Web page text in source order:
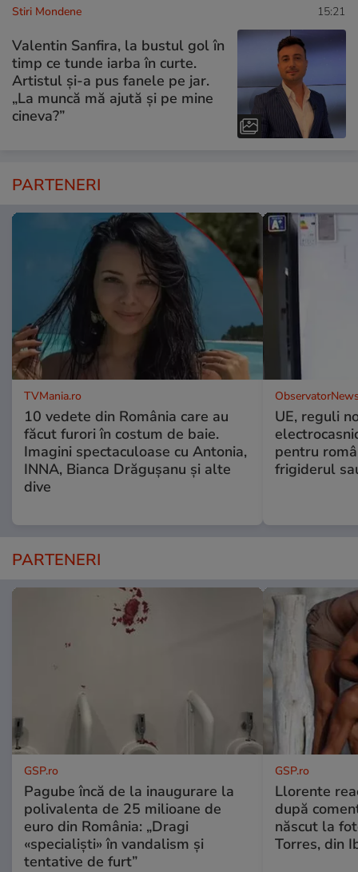
Stiri Mondene 15:21
Valentin Sanfira, la bustul gol în
timp ce tunde iarba în curte.
Artistul și-a pus fanele pe jar.
„La muncă mă ajută și pe mine
cineva?”
PARTENERI
TVMania.ro
10 vedete din România care au
făcut furori în costum de baie.
Imagini spectaculoase cu Antonia,
INNA, Bianca Drăgușanu și alte
dive
UE, reguli
pentru
frigiderul
PARTENERI
GSP.ro
Pagube încă de la inaugurare la
polivalenta de 25 milioane de
euro din România: „Dragi
«specialiști» în vandalism și
tentative de furt”
GSP.ro
Llorente
după
născut la
Torres, din